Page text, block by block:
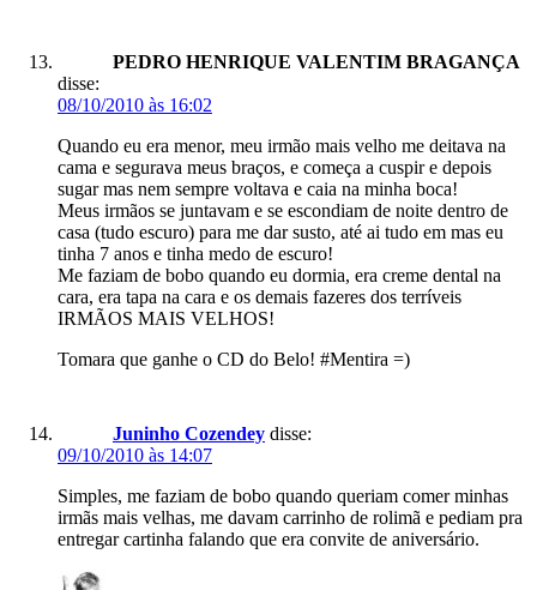
PEDRO HENRIQUE VALENTIM BRAGANÇA
disse:
08/10/2010 às 16:02
Quando eu era menor, meu irmão mais velho me deitava na
cama e segurava meus braços, e começa a cuspir e depois
sugar mas nem sempre voltava e caia na minha boca!
Meus irmãos se juntavam e se escondiam de noite dentro de
casa (tudo escuro) para me dar susto, até ai tudo em mas eu
tinha 7 anos e tinha medo de escuro!
Me faziam de bobo quando eu dormia, era creme dental na
cara, era tapa na cara e os demais fazeres dos terríveis
IRMÃOS MAIS VELHOS!
Tomara que ganhe o CD do Belo! #Mentira =)
Juninho Cozendey disse:
09/10/2010 às 14:07
Simples, me faziam de bobo quando queriam comer minhas
irmãs mais velhas, me davam carrinho de rolimã e pediam pra
entregar cartinha falando que era convite de aniversário.